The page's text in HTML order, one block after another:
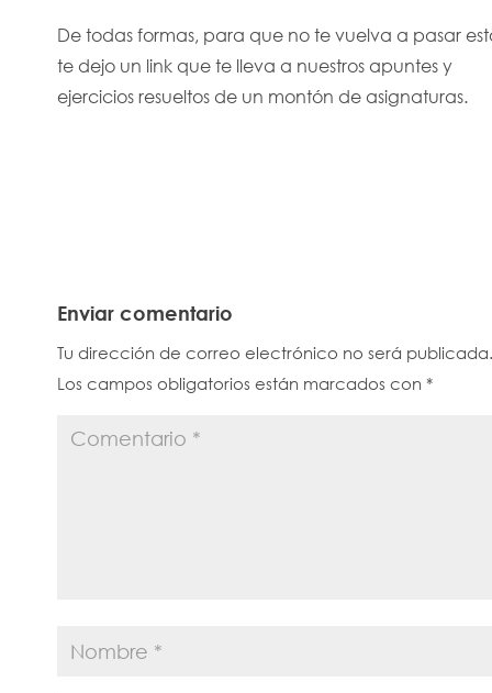
De todas formas, para que no te vuelva a pasar
te dejo un link que te lleva a nuestros apuntes y
ejercicios resueltos de un montón de asignaturas.
Enviar comentario
Tu dirección de correo electrónico no será publicada.
Los campos obligatorios están marcados con *